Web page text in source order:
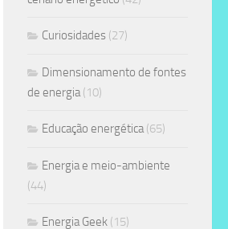
Curiosidades (27)
Dimensionamento de fontes
de energia (10)
Educação energética (65)
Energia e meio-ambiente
(44)
Energia Geek (15)